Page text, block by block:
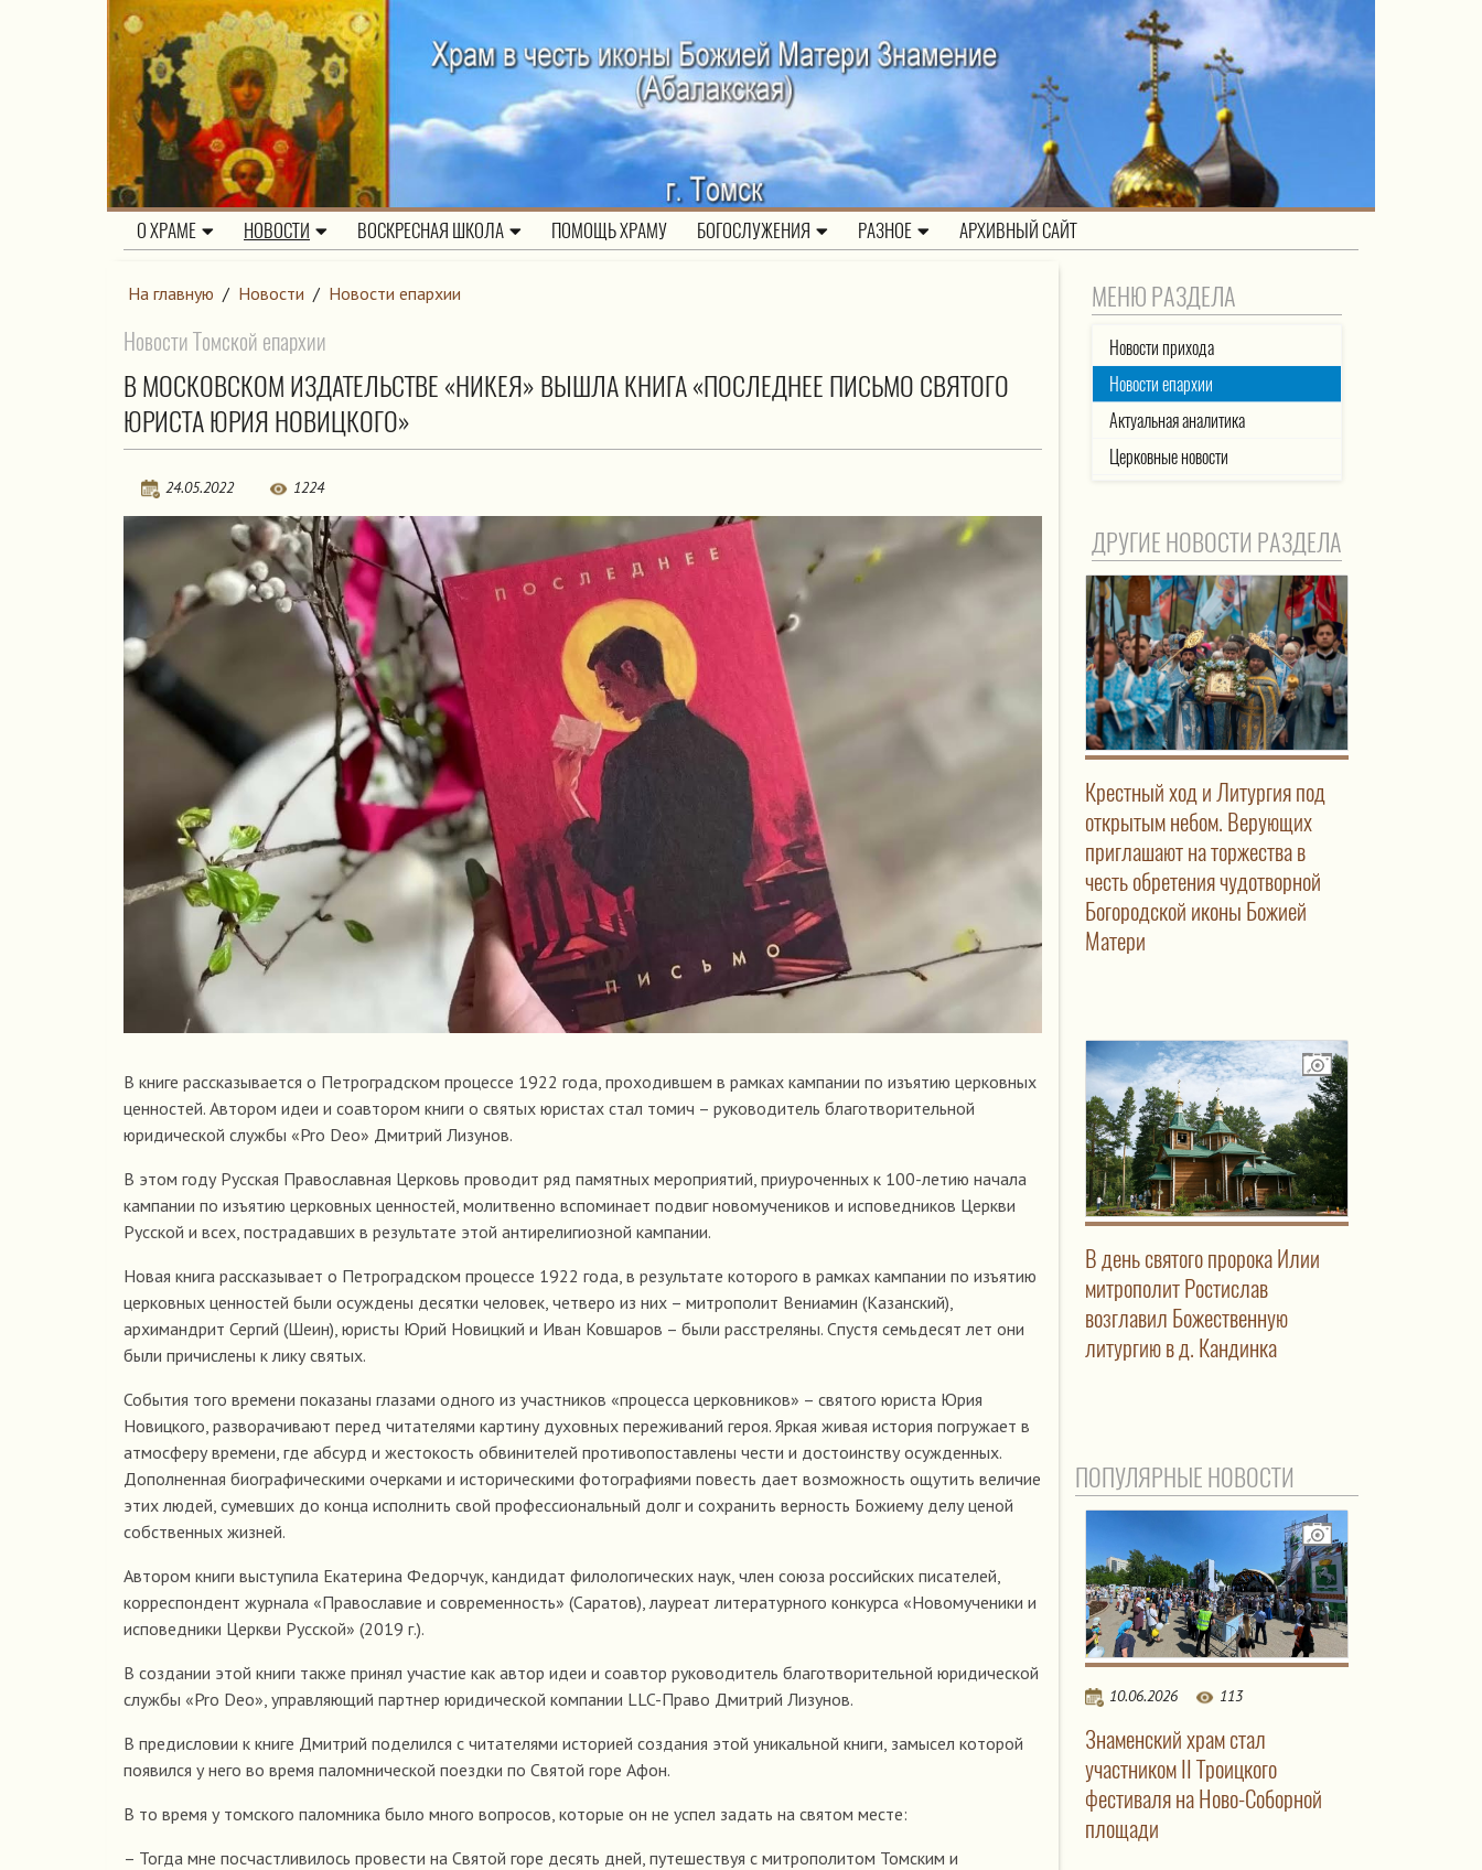
О ХРАМЕ НОВОСТИ ВОСКРЕСНАЯ ШКОЛА ПОМОЩЬ ХРАМУ БОГОСЛУЖЕНИЯ РАЗНОЕ АРХИВНЫЙ САЙТ
На главную / Новости / Новости епархии
Новости Томской епархии
В МОСКОВСКОМ ИЗДАТЕЛЬСТВЕ «НИКЕЯ» ВЫШЛА КНИГА «ПОСЛЕДНЕЕ ПИСЬМО СВЯТОГО
ЮРИСТА ЮРИЯ НОВИЦКОГО»
24.05.2022 1224
В книге рассказывается о Петроградском процессе 1922 года, проходившем в рамках кампании по изъятию церковных
ценностей. Автором идеи и соавтором книги о святых юристах стал томич – руководитель благотворительной
юридической службы «Pro Deo» Дмитрий Лизунов.
В этом году Русская Православная Церковь проводит ряд памятных мероприятий, приуроченных к 100-летию начала
кампании по изъятию церковных ценностей, молитвенно вспоминает подвиг новомучеников и исповедников Церкви
Русской и всех, пострадавших в результате этой антирелигиозной кампании.
Новая книга рассказывает о Петроградском процессе 1922 года, в результате которого в рамках кампании по изъятию
церковных ценностей были осуждены десятки человек, четверо из них – митрополит Вениамин (Казанский),
архимандрит Сергий (Шеин), юристы Юрий Новицкий и Иван Ковшаров – были расстреляны. Спустя семьдесят лет они
были причислены к лику святых.
События того времени показаны глазами одного из участников «процесса церковников» – святого юриста Юрия
Новицкого, разворачивают перед читателями картину духовных переживаний героя. Яркая живая история погружает в
атмосферу времени, где абсурд и жестокость обвинителей противопоставлены чести и достоинству осужденных.
Дополненная биографическими очерками и историческими фотографиями повесть дает возможность ощутить величие
этих людей, сумевших до конца исполнить свой профессиональный долг и сохранить верность Божиему делу ценой
собственных жизней.
Автором книги выступила Екатерина Федорчук, кандидат филологических наук, член союза российских писателей,
корреспондент журнала «Православие и современность» (Саратов), лауреат литературного конкурса «Новомученики и
исповедники Церкви Русской» (2019 г.).
В создании этой книги также принял участие как автор идеи и соавтор руководитель благотворительной юридической
службы «Pro Deo», управляющий партнер юридической компании LLC-Право Дмитрий Лизунов.
В предисловии к книге Дмитрий поделился с читателями историей создания этой уникальной книги, замысел которой
появился у него во время паломнической поездки по Святой горе Афон.
В то время у томского паломника было много вопросов, которые он не успел задать на святом месте:
– Тогда мне посчастливилось провести на Святой горе десять дней, путешествуя с митрополитом Томским и
МЕНЮ РАЗДЕЛА
Новости прихода
Новости епархии
Актуальная аналитика
Церковные новости
ДРУГИЕ НОВОСТИ РАЗДЕЛА
Крестный ход и Литургия под
открытым небом. Верующих
приглашают на торжества в
честь обретения чудотворной
Богородской иконы Божией
Матери
В день святого пророка Илии
митрополит Ростислав
возглавил Божественную
литургию в д. Кандинка
ПОПУЛЯРНЫЕ НОВОСТИ
10.06.2026 113
Знаменский храм стал
участником II Троицкого
фестиваля на Ново-Соборной
площади